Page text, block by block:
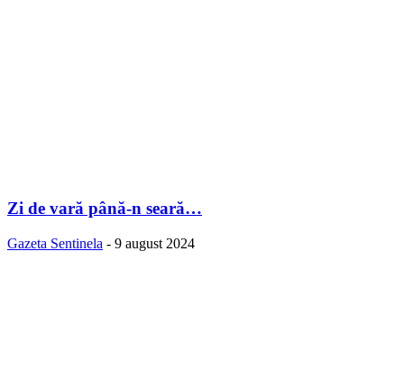
Zi de vară până-n seară…
Gazeta Sentinela - 9 august 2024